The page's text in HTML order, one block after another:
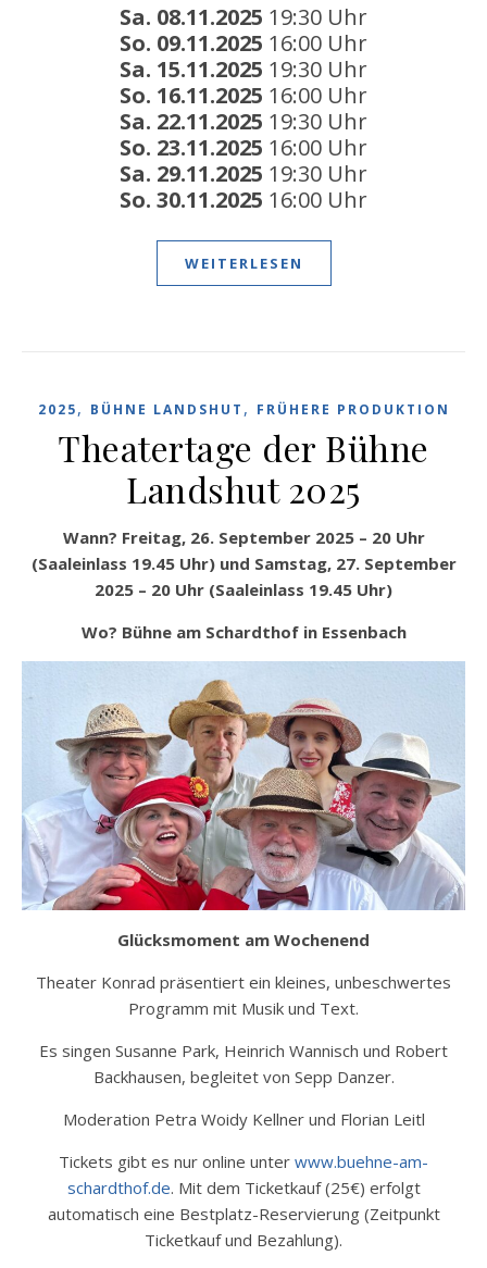
Sa. 08.11.2025 19:30 Uhr
So. 09.11.2025 16:00 Uhr
Sa. 15.11.2025 19:30 Uhr
So. 16.11.2025 16:00 Uhr
Sa. 22.11.2025 19:30 Uhr
So. 23.11.2025 16:00 Uhr
Sa. 29.11.2025 19:30 Uhr
So. 30.11.2025 16:00 Uhr
WEITERLESEN
2025, BÜHNE LANDSHUT , FRÜHERE PRODUKTION
Theatertage der Bühne
Landshut 2025
Wann? Freitag, 26. September 2025– 20 Uhr
(Saaleinlass 19.45 Uhr) und Samstag, 27. September
2025 – 20 Uhr (Saaleinlass 19.45 Uhr)
Wo? Bühne am Schardthof in Essenbach
Glücksmoment am Wochenend
Theater Konrad präsentiert ein kleines, unbeschwertes
Programm mit Musik und Text.
Es singen Susanne Park, Heinrich Wannisch und Robert
Backhausen, begleitet von Sepp Danzer.
Moderation Petra Woidy Kellner und Florian Leitl
Tickets gibt es nur online unter www.buehne-am-
schardthof.de. Mit dem Ticketkauf (25€) erfolgt
automatisch eine Bestplatz-Reservierung (Zeitpunkt
Ticketkauf und Bezahlung).